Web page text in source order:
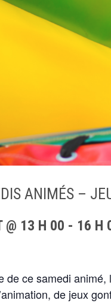
ANIMÉS –
@ 13 H 00 - 16 H
de ce samedi
de jeux